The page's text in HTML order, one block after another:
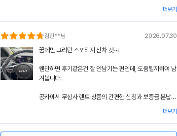
치에 대한 세심한 관리가 직접 눈으로 확인되면서 전체적인
다시 이용하고 싶은 강력한 동기가 되었어요.
돋보여 제게 잊지 못할 기억으로 남았으며, 이 만족스러운
공카의 본부 직거래 시스템 덕분에 렌트료가 매우 합리적으
로 책정되었고, 필요할 때마다 즉시 출고되는 신차 시스템
은 제 일정에 맞춰 안정적으로 차량을 이용할 수 있도록 도
와주었어요.
쏘나타의 우아한 디자인과 최신 편의 기능, 그리고 안전장
치에 대한 상세한 설명은 제 기대 이상이었으며, 전 과정에
어요.
도 공카를 우선적으로 이용하게 만들 정도로 만족스러웠으
더보기
김민**님 2026.07.30
꿈에만 그리던 스포티지 신차 겟~!
웬만하면 후기같은건 잘 안남기는 편인데, 도움될까하여 남
겨봅니다.
공카에서 무심사 렌트 상품의 간편한 신청과 보증금 분납,
차량 인수 시 이준호 담당자님께서 따뜻하면서도 세심하게
더보기
'(주)공카'는 (이하 '회사'는) 고객님의 개인정보를 중요시하며, "정보
통신망 이용촉진 및 정보보호"에 관한 법률을 준수하고 있습니다.
회사는 개인정보처리방침을 통하여 고객님께서 제공하시는 개인정보
가 어떠한 용도와 방식으로 이용되고 있으며, 개인정보보호를 위해 어
떠한 조치가 취해지고 있는지 알려드립니다.
회사는 개인정보처리방침을 개정하는 경우 웹사이트 공지사항(또는